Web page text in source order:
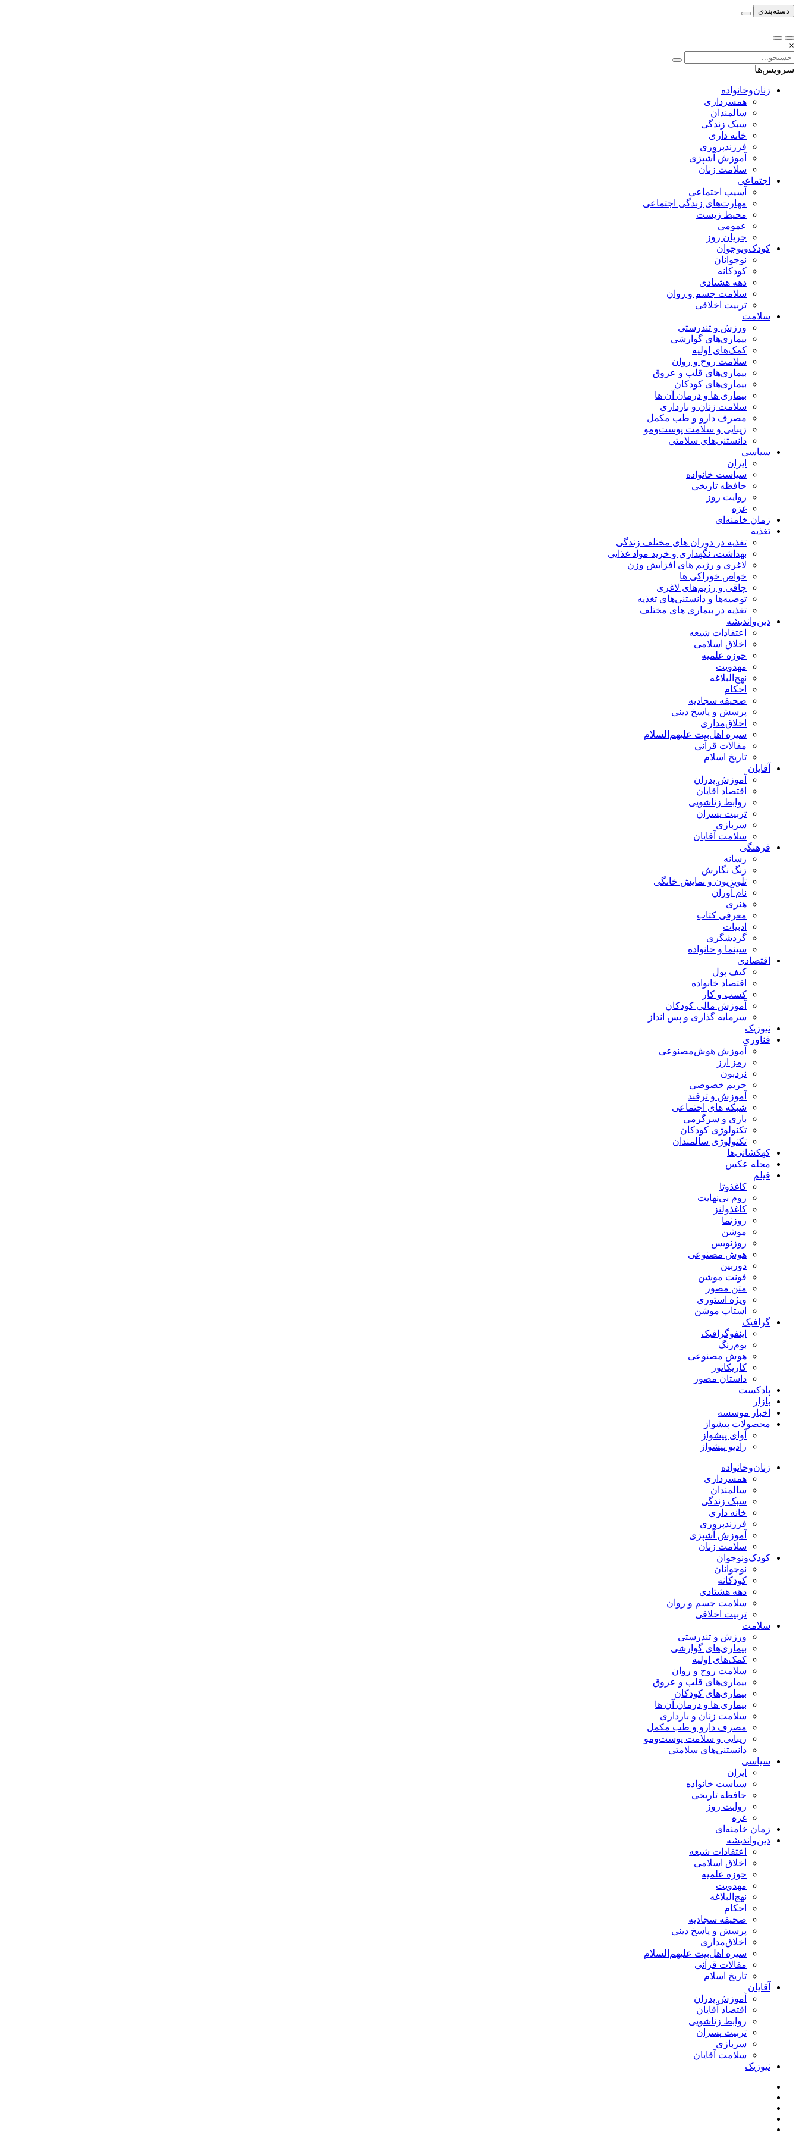
دسته‌بندی
×
سرویس‌ها
زنان‌وخانواده
همسرداری
سالمندان
سبک زندگی
خانه داری
فرزندپروری
آموزش آشپزی
سلامت زنان
اجتماعی
آسیب اجتماعی
مهارت‌های زندگی اجتماعی
محیط زیست
عمومی
جریان روز
کودک‌ونوجوان
نوجوانان
کودکانه
دهه هشتادی
سلامت جسم و روان
تربیت اخلاقی
سلامت
ورزش و تندرستی
بیماری‌های گوارشی
کمک‌های اولیه
سلامت روح و روان
بیماری‌های قلب و عروق
بیماری‌های کودکان
بیماری ها و درمان آن ها
سلامت زنان و بارداری
مصرف دارو و طب مکمل
زیبایی و سلامت پوست‌ومو
دانستنی‌های سلامتی
سیاسی
ایران
سیاست خانواده
حافظه تاریخی
روایت روز
غزه
زمان خامنه‌ای
تغذیه
تغذیه در دوران های مختلف زندگی
بهداشت، نگهداری و خرید مواد غذایی
لاغری و رژیم های افزایش وزن
خواص خوراكی ها
چاقی و رژیم‌های لاغری
توصیه‌ها و دانستنی‌های تغذیه
تغذیه در بیماری های مختلف
دین‌واندیشه
اعتقادات شیعه
اخلاق اسلامی
حوزه علمیه
مهدویت
نهج‌البلاغه
احکام
صحیفه سجادیه
پرسش و پاسخ دینی
اخلاق‌مداری
سیره اهل‌بیت علیهم‌السلام
مقالات قرآنی
تاریخ اسلام
آقایان
آموزش پدران
اقتصاد آقایان
روابط زناشویی
تربیت پسران
سربازی
سلامت آقایان
فرهنگی
رسانه
زنگ نگارش
تلویزیون و نمایش خانگی
نام آوران
هنری
معرفی کتاب
ادبیات
گردشگری
سینما و خانواده
اقتصادی
کیف پول
اقتصاد خانواده
کسب و کار
آموزش مالی کودکان
سرمایه گذاری و پس انداز
نیوزیک
فناوری
آموزش هوش‌مصنوعی
رمز ارز
نردبون
حریم خصوصی
آموزش و ترفند
شبکه های اجتماعی
بازی و سرگرمی
تکنولوژی کودکان
تکنولوژی سالمندان
کهکشانی‌ها
مجله عکس
فیلم
کاغذوتا
زوم بی‌نهایت
کاغذولنز
روزنما
موشن
روزنویس
هوش مصنوعی
دوربین
فونت موشن
متن مصور
ویژه استوری
استاپ موشن
گرافیک
اینفوگرافیک
بوم‌رنگ
هوش مصنوعی
کاریکاتور
داستان مصور
پادکست
بازار
اخبار موسسه
محصولات پیشواز
آوای پیشواز
رادیو پیشواز
زنان‌وخانواده
همسرداری
سالمندان
سبک زندگی
خانه داری
فرزندپروری
آموزش آشپزی
سلامت زنان
کودک‌ونوجوان
نوجوانان
کودکانه
دهه هشتادی
سلامت جسم و روان
تربیت اخلاقی
سلامت
ورزش و تندرستی
بیماری‌های گوارشی
کمک‌های اولیه
سلامت روح و روان
بیماری‌های قلب و عروق
بیماری‌های کودکان
بیماری ها و درمان آن ها
سلامت زنان و بارداری
مصرف دارو و طب مکمل
زیبایی و سلامت پوست‌ومو
دانستنی‌های سلامتی
سیاسی
ایران
سیاست خانواده
حافظه تاریخی
روایت روز
غزه
زمان خامنه‌ای
دین‌واندیشه
اعتقادات شیعه
اخلاق اسلامی
حوزه علمیه
مهدویت
نهج‌البلاغه
احکام
صحیفه سجادیه
پرسش و پاسخ دینی
اخلاق‌مداری
سیره اهل‌بیت علیهم‌السلام
مقالات قرآنی
تاریخ اسلام
آقایان
آموزش پدران
اقتصاد آقایان
روابط زناشویی
تربیت پسران
سربازی
سلامت آقایان
نیوزیک